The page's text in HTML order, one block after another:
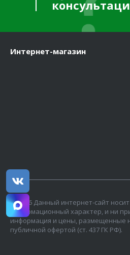
Интернет-магазин
© 2026 Данный интернет-сайт
информационный характер, и ни
информация и цены, размещенные
публичной офертой (ст. 437 ГК РФ).